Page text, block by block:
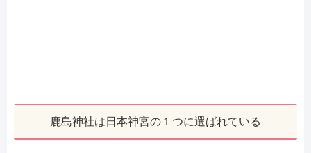
鹿島神社は日本神宮の１つに選ばれている